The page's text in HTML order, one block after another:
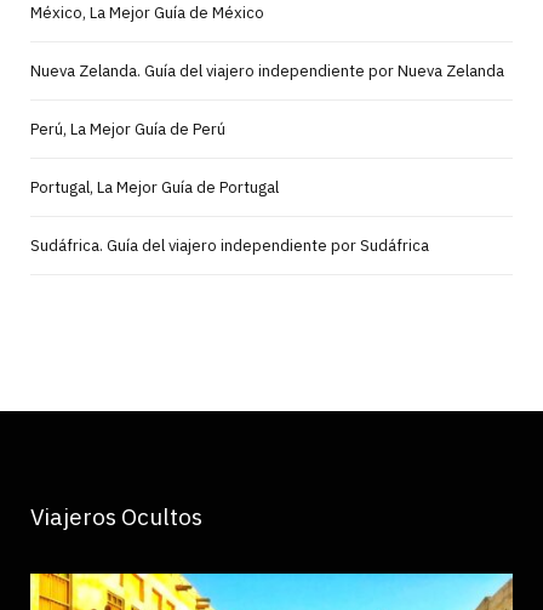
México, La Mejor Guía de México
Nueva Zelanda. Guía del viajero independiente por Nueva Zelanda
Perú, La Mejor Guía de Perú
Portugal, La Mejor Guía de Portugal
Sudáfrica. Guía del viajero independiente por Sudáfrica
Viajeros Ocultos